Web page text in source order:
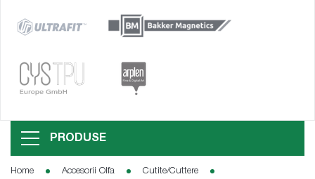
PRODUSE
Home Accesorii Olfa Cutite/Cuttere